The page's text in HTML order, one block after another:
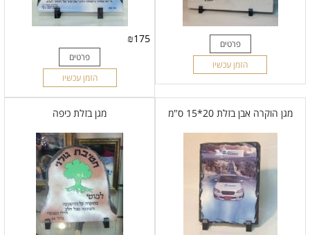
פרטים
הזמן עכשיו
₪175
פרטים
הזמן עכשיו
מגן הוקרה אבן בזלת 20*15 ס"מ מגן בזלת כיפה